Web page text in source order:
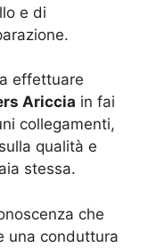
e di
effettuare
Ariccia in fai
collegamenti,
qualità e
stessa.
che
una conduttura